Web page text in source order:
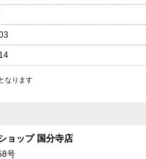
なります
ョップ 国分寺店
号